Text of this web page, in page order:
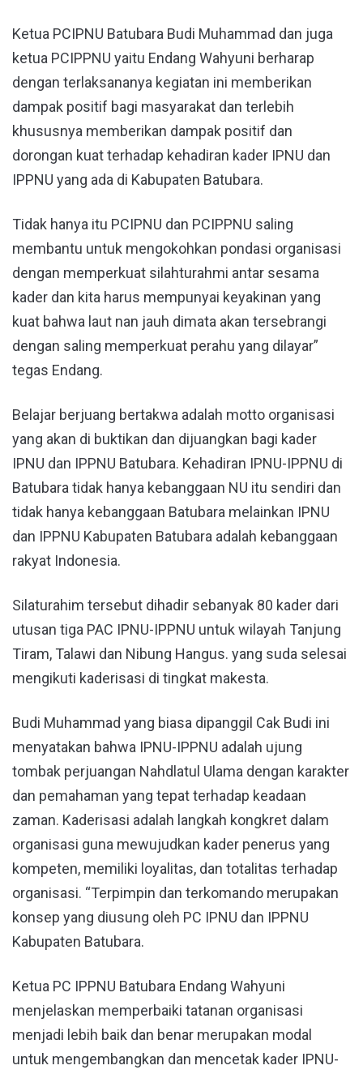
Ketua PCIPNU Batubara Budi Muhammad dan juga
ketua PCIPPNU yaitu Endang Wahyuni berharap
dengan terlaksananya kegiatan ini memberikan
dampak positif bagi masyarakat dan terlebih
khususnya memberikan dampak positif dan
dorongan kuat terhadap kehadiran kader IPNU dan
IPPNU yang ada di Kabupaten Batubara.
Tidak hanya itu PCIPNU dan PCIPPNU saling
membantu untuk mengokohkan pondasi organisasi
dengan memperkuat silahturahmi antar sesama
kader dan kita harus mempunyai keyakinan yang
kuat bahwa laut nan jauh dimata akan tersebrangi
dengan saling memperkuat perahu yang dilayar”
tegas Endang.
Belajar berjuang bertakwa adalah motto organisasi
yang akan di buktikan dan dijuangkan bagi kader
IPNU dan IPPNU Batubara. Kehadiran IPNU-IPPNU di
Batubara tidak hanya kebanggaan NU itu sendiri dan
tidak hanya kebanggaan Batubara melainkan IPNU
dan IPPNU Kabupaten Batubara adalah kebanggaan
rakyat Indonesia.
Silaturahim tersebut dihadir sebanyak 80 kader dari
utusan tiga PAC IPNU-IPPNU untuk wilayah Tanjung
Tiram, Talawi dan Nibung Hangus. yang suda selesai
mengikuti kaderisasi di tingkat makesta.
Budi Muhammad yang biasa dipanggil Cak Budi ini
menyatakan bahwa IPNU-IPPNU adalah ujung
tombak perjuangan Nahdlatul Ulama dengan karakter
dan pemahaman yang tepat terhadap keadaan
zaman. Kaderisasi adalah langkah kongkret dalam
organisasi guna mewujudkan kader penerus yang
kompeten, memiliki loyalitas, dan totalitas terhadap
organisasi. “Terpimpin dan terkomando merupakan
konsep yang diusung oleh PC IPNU dan IPPNU
Kabupaten Batubara.
Ketua PC IPPNU Batubara Endang Wahyuni
menjelaskan memperbaiki tatanan organisasi
menjadi lebih baik dan benar merupakan modal
untuk mengembangkan dan mencetak kader IPNU-